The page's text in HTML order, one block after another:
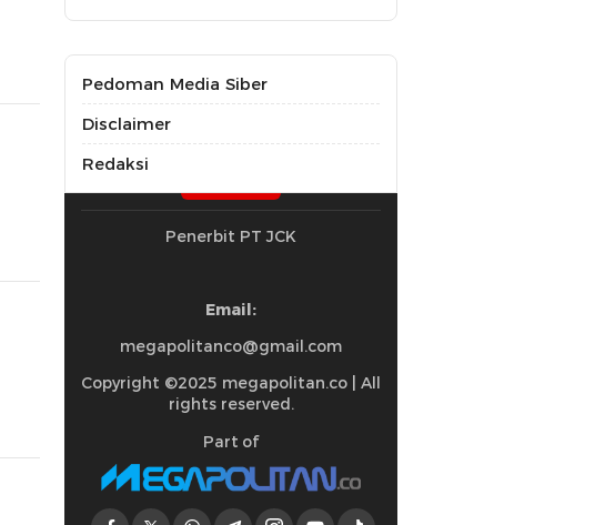
Pedoman Media Siber
Disclaimer
Redaksi
Penerbit PT JCK
Email:
megapolitanco@gmail.com
Copyright ©2025 megapolitan.co | All
rights reserved.
Part of